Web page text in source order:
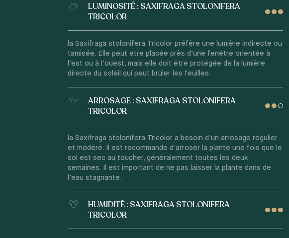
LUMINOSITÉ : SAXIFRAGA STOLONIFERA
TRICOLOR
la Saxifraga stolonifera Tricolor préfère une lumière indirecte ou
tamisée. Elle peut être placée près d'une fenêtre orientée à
l'est ou à l'ouest, mais elle doit être protégée de la lumière
directe du soleil qui peut brûler les feuilles.
ARROSAGE : SAXIFRAGA STOLONIFERA
TRICOLOR
la Saxifraga stolonifera Tricolor a besoin d'un arrosage régulier
et modéré. Il est recommandé d'arroser la plante une fois que le
sol est sec au toucher, généralement toutes les deux
semaines. Il est important de ne pas laisser la plante dans de
l'eau stagnante.
HUMIDITÉ : SAXIFRAGA STOLONIFERA
TRICOLOR